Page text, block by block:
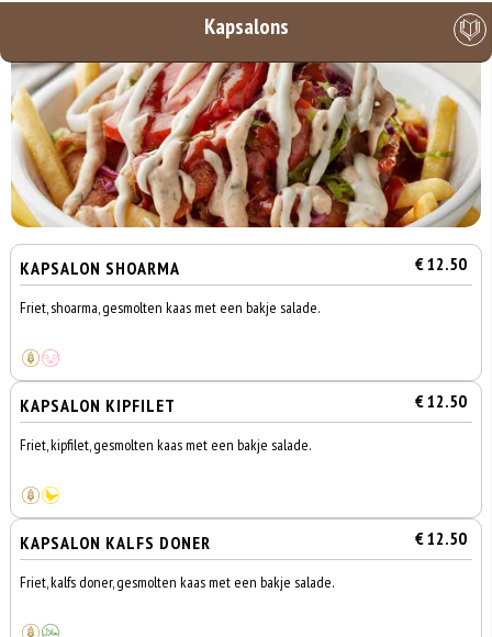
Kapsalons
KAPSALON SHOARMA € 12.50
Friet, shoarma, gesmolten kaas met een bakje salade.
KAPSALON KIPFILET € 12.50
Friet, kipfilet, gesmolten kaas met een bakje salade.
KAPSALON KALFS DONER € 12.50
Friet, kalfs doner, gesmolten kaas met een bakje salade.